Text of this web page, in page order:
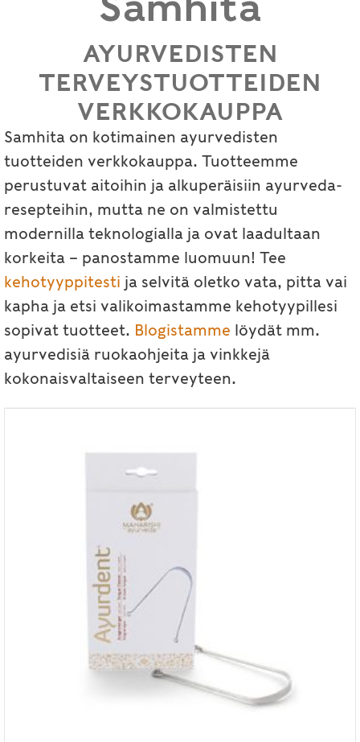
AYURVEDISTEN
TERVEYSTUOTTEIDEN
VERKKOKAUPPA
Samhita on kotimainen ayurvedisten
tuotteiden verkkokauppa. Tuotteemme
perustuvat aitoihin ja alkuperäisiin ayurveda-
resepteihin, mutta ne on valmistettu
modernilla teknologialla ja ovat laadultaan
korkeita – panostamme luomuun! Tee
kehotyyppitesti ja selvitä oletko vata, pitta vai
kapha ja etsi valikoimastamme kehotyypillesi
sopivat tuotteet. Blogistamme löydät mm.
ayurvedisiä ruokaohjeita ja vinkkejä
kokonaisvaltaiseen terveyteen.